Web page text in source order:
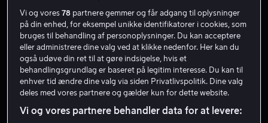
Child 44
6.4 Drama Krimi 2015 2 t. 11 min
15 år
Vi og vores78 partnere gemmer og får adgang til oplysninger
på din enhed, for eksempel unikke identifikatorer i cookies, som
bruges til behandling af personoplysninger. Du kan acceptere
eller administrere dine valg ved at klikke nedenfor. Her kan du
også udøve din ret til at gøre indsigelse, hvis et
behandlingsgrundlag er baseret på legitim interesse. Du kan til
enhver tid ændre dine valg via siden Privatlivspolitik. Dine valg
deles med vores partnere og gælder kun for dette website.
Vi og vores partnere behandler data for at levere: